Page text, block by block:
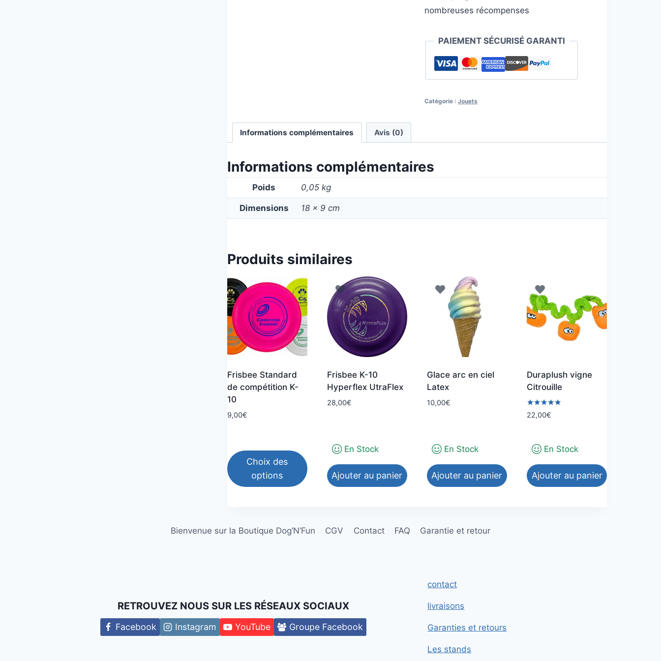
nombreuses récompenses
PAIEMENT SÉCURISÉ GARANTI
Catégorie :Jouets
Informations complémentaires Avis (0)
Informations complémentaires
Poids 0,05 kg
Dimensions 18 × 9 cm
Produits similaires
Frisbee Standard
de compétition K-
10
9,00€
Choix des
options
plusieurs
choisies
sur
la
Frisbee K-10
Hyperflex UtraFlex
28,00€
En Stock
Ajouter au panier
Glace arc en ciel
Latex
10,00€
En Stock
Ajouter au panier
Duraplush vigne
Citrouille
Note
5.00
22,00€
En Stock
Ajouter au panier
Bienvenue sur la Boutique Dog’N’Fun CGV Contact FAQ Garantie et retour
RETROUVEZ NOUS SUR LES RÉSEAUX SOCIAUX
Facebook Instagram YouTube Groupe Facebook
contact
livraisons
Garanties et retours
Les stands